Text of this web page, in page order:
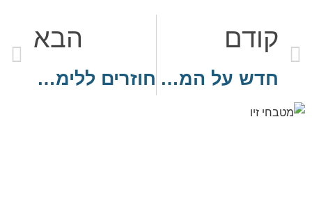
קודם
חדש על המדף (17-2022)
הבא
חוזרים ללימודים עם קרביץ